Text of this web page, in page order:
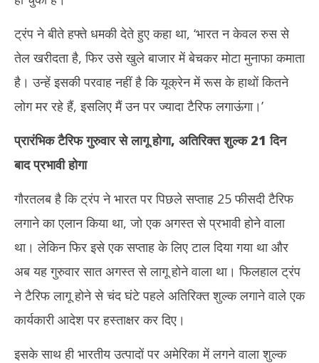
टैरिफ 50 प्रतिशत हुआ
August
6,
2025
ट्रंप ने बीते हफ्ते धमकी देते हुए कहा था, ‘भारत न केवल रुस से
तेल खरीदता है, फिर उसे खुले बाजार में बेचकर मोटा मुनाफा कमाता
है। उन्हें इसकी परवाह नहीं है कि यूक्रेन में रूस के हाथों कितने
लोग मर रहे हैं, इसलिए मैं उन पर ज्यादा टैरिफ लगाऊंगा।’
प्रारंभिक टैरिफ गुरुवार से लागू होगा, अतिरिक्त शुल्क 21 दिन
बाद प्रभावी होगा
गौरतलब है कि ट्रंप ने भारत पर पिछले सप्ताह 25 फीसदी टैरिफ
लगाने का एलान किया था, जो एक अगस्‍त से प्रभावी होने वाला
था। लेकिन फिर इसे एक सप्‍ताह के लिए टाल दिया गया था और
अब यह गुरुवार सात अगस्त से लागू होने वाला था। फिलहाल ट्रंप
ने टैरिफ लागू होने से चंद घंटे पहले अतिरिक्त शुल्क लगाने वाले एक
कार्यकारी आदेश पर हस्ताक्षर कर दिए।
इसके साथ ही भारतीय उत्पादों पर अमेरिका में लगने वाला शुल्क